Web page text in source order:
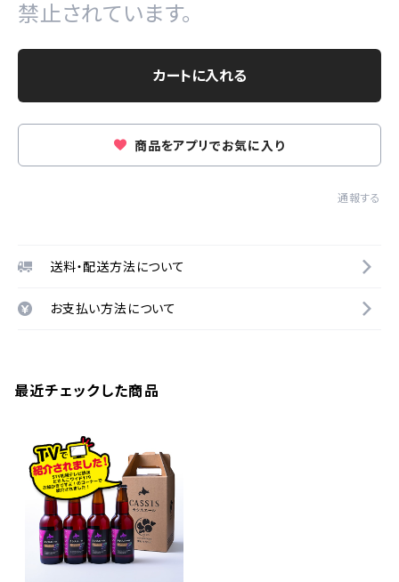
禁止されています。
カートに入れる
商品をアプリでお気に入り
通報する
送料・配送方法について
お支払い方法について
最近チェックした商品